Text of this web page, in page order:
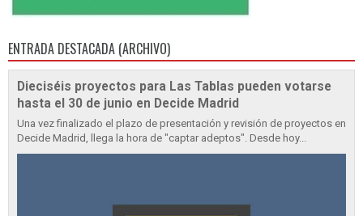
ENTRADA DESTACADA (ARCHIVO)
Dieciséis proyectos para Las Tablas pueden votarse
hasta el 30 de junio en Decide Madrid
Una vez finalizado el plazo de presentación y revisión de proyectos en
Decide Madrid, llega la hora de "captar adeptos". Desde hoy...